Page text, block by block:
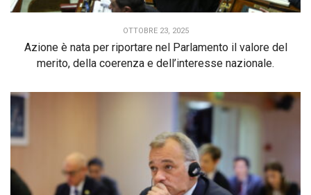
OTTOBRE 23, 2025
Azione è nata per riportare nel Parlamento il valore del
merito, della coerenza e dell’interesse nazionale.